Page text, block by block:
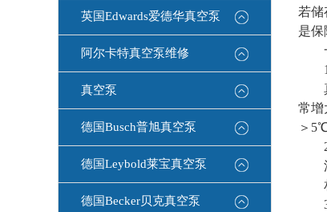
英国Edwards爱德华真空泵
阿尔卡特真空泵维修
真空泵
德国Busch普旭真空泵
德国Leybold莱宝真空泵
德国Becker贝克真空泵
若
是保
一
1.​​
真
常增
＞
2.
油
相
​​3.